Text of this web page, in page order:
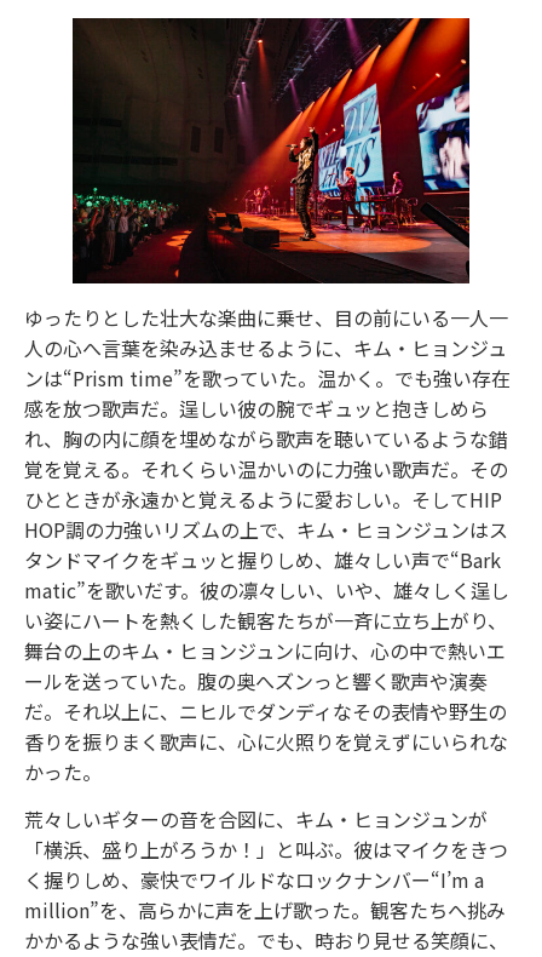
ゆったりとした壮大な楽曲に乗せ、目の前にいる一人一
人の心へ言葉を染み込ませるように、キム・ヒョンジュ
ンは“Prism time”を歌っていた。温かく。でも強い存在
感を放つ歌声だ。逞しい彼の腕でギュッと抱きしめら
れ、胸の内に顔を埋めながら歌声を聴いているような錯
覚を覚える。それくらい温かいのに力強い歌声だ。その
ひとときが永遠かと覚えるように愛おしい。そしてHIP
HOP調の力強いリズムの上で、キム・ヒョンジュンはス
タンドマイクをギュッと握りしめ、雄々しい声で“Bark
matic”を歌いだす。彼の凛々しい、いや、雄々しく逞し
い姿にハートを熱くした観客たちが一斉に立ち上がり、
舞台の上のキム・ヒョンジュンに向け、心の中で熱いエ
ールを送っていた。腹の奥へズンっと響く歌声や演奏
だ。それ以上に、ニヒルでダンディなその表情や野生の
香りを振りまく歌声に、心に火照りを覚えずにいられな
かった。
荒々しいギターの音を合図に、キム・ヒョンジュンが
「横浜、盛り上がろうか！」と叫ぶ。彼はマイクをきつ
く握りしめ、豪快でワイルドなロックナンバー“I’m a
million”を、高らかに声を上げ歌った。観客たちへ挑み
かかるような強い表情だ。でも、時おり見せる笑顔に、